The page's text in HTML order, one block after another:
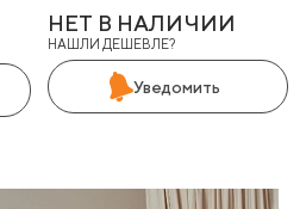
НЕТ В НАЛИЧИИ
НАШЛИ ДЕШЕВЛЕ?
Уведомить